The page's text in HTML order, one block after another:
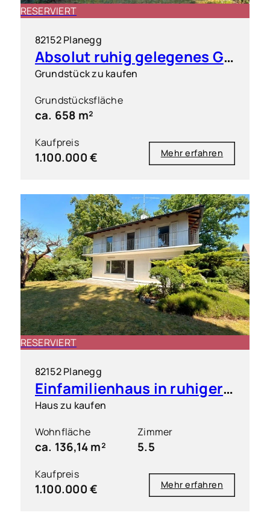
RESERVIERT
82152 Planegg
Absolut ruhig gelegenes Grundstück in exklusiver Wohnlage
Grundstück zu kaufen
Grundstücksfläche
ca. 658 m²
Kaufpreis
1.100.000 € Mehr erfahren
RESERVIERT
82152 Planegg
Einfamilienhaus in ruhiger & grüner Toplage
Haus zu kaufen
Wohnfläche
ca. 136,14 m²
Zimmer
5.5
Kaufpreis
1.100.000 € Mehr erfahren